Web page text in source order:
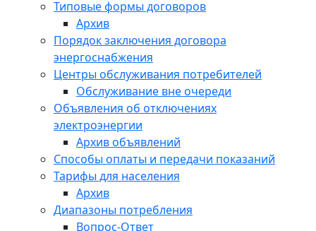
Типовые формы договоров
Архив
Порядок заключения договора
энергоснабжения
Центры обслуживания потребителей
Обслуживание вне очереди
Объявления об отключениях
электроэнергии
Архив объявлений
Способы оплаты и передачи показаний
Тарифы для населения
Архив
Диапазоны потребления
Вопрос-Ответ